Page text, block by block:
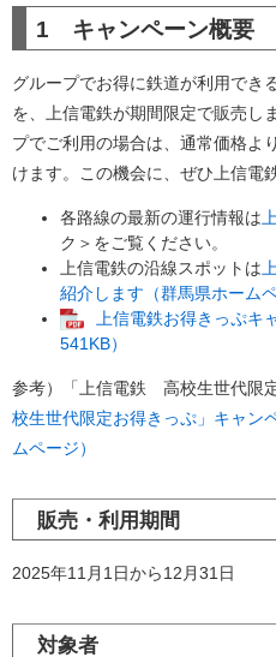
1 キャンペーン概要
グループでお得に鉄道が利用でき
を、上信電鉄が期間限定で販売しま
プでご利用の場合は、通常価格よ
けます。この機会に、ぜひ上信電
各路線の最新の運行情報は
ク＞ をご覧ください。
上信電鉄の沿線スポットは
紹介します（群馬県ホームペ
上信電鉄お得きっぷキ
541KB）
参考）「上信電鉄 高校生世代限
校生世代限定お得きっぷ」キャン
ムページ）
販売・利用期間
2025年11月1日から12月31日
対象者